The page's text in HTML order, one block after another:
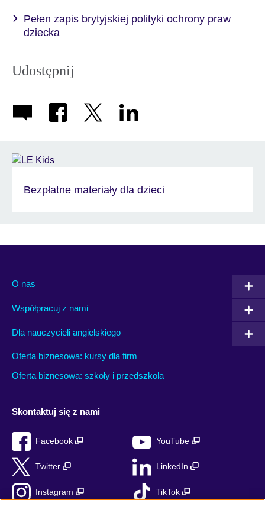
Pełen zapis brytyjskiej polityki ochrony praw
dziecka
Udostępnij
Bezpłatne materiały dla dzieci
O nas
Współpracuj z nami
Dla nauczycieli angielskiego
Oferta biznesowa: kursy dla firm
Oferta biznesowa: szkoły i przedszkola
Skontaktuj się z nami
Facebook YouTube
Twitter LinkedIn
Instagram TikTok